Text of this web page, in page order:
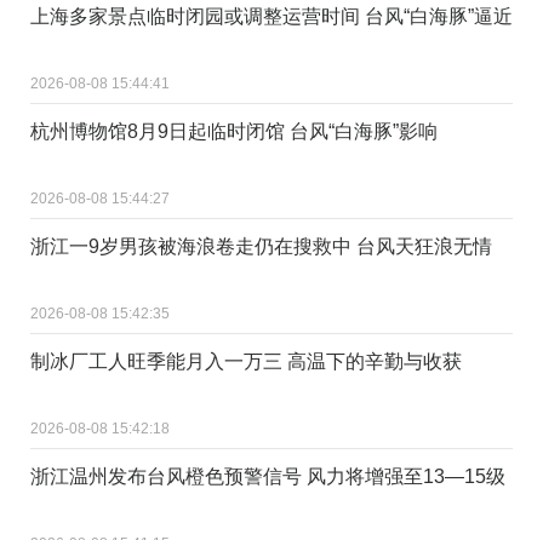
上海多家景点临时闭园或调整运营时间 台风“白海豚”逼近
2026-08-08 15:44:41
杭州博物馆8月9日起临时闭馆 台风“白海豚”影响
2026-08-08 15:44:27
浙江一9岁男孩被海浪卷走仍在搜救中 台风天狂浪无情
2026-08-08 15:42:35
制冰厂工人旺季能月入一万三 高温下的辛勤与收获
2026-08-08 15:42:18
浙江温州发布台风橙色预警信号 风力将增强至13—15级